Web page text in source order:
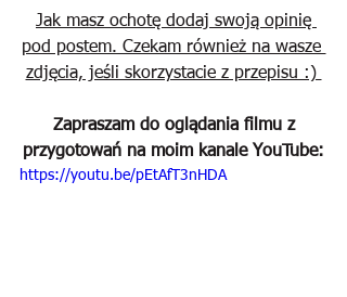
Jak masz ochotę dodaj swoją opinię
pod postem. Czekam również na wasze
zdjęcia, jeśli skorzystacie z przepisu :)
Zapraszam do oglądania filmu z
przygotowań na moim kanale YouTube:
https://youtu.be/pEtAfT3nHDA